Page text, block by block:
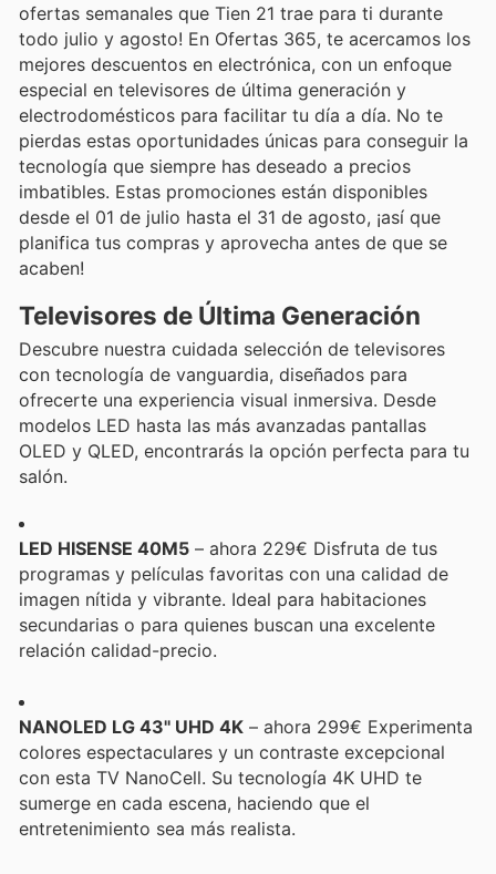
ofertas semanales que Tien 21 trae para ti durante
todo julio y agosto! En Ofertas 365, te acercamos los
mejores descuentos en electrónica, con un enfoque
especial en televisores de última generación y
electrodomésticos para facilitar tu día a día. No te
pierdas estas oportunidades únicas para conseguir la
tecnología que siempre has deseado a precios
imbatibles. Estas promociones están disponibles
desde el 01 de julio hasta el 31 de agosto, ¡así que
planifica tus compras y aprovecha antes de que se
acaben!
Televisores de Última Generación
Descubre nuestra cuidada selección de televisores
con tecnología de vanguardia, diseñados para
ofrecerte una experiencia visual inmersiva. Desde
modelos LED hasta las más avanzadas pantallas
OLED y QLED, encontrarás la opción perfecta para tu
salón.
LED HISENSE 40M5 – ahora 229€ Disfruta de tus
programas y películas favoritas con una calidad de
imagen nítida y vibrante. Ideal para habitaciones
secundarias o para quienes buscan una excelente
relación calidad-precio.
NANOLED LG 43'' UHD 4K – ahora 299€ Experimenta
colores espectaculares y un contraste excepcional
con esta TV NanoCell. Su tecnología 4K UHD te
sumerge en cada escena, haciendo que el
entretenimiento sea más realista.